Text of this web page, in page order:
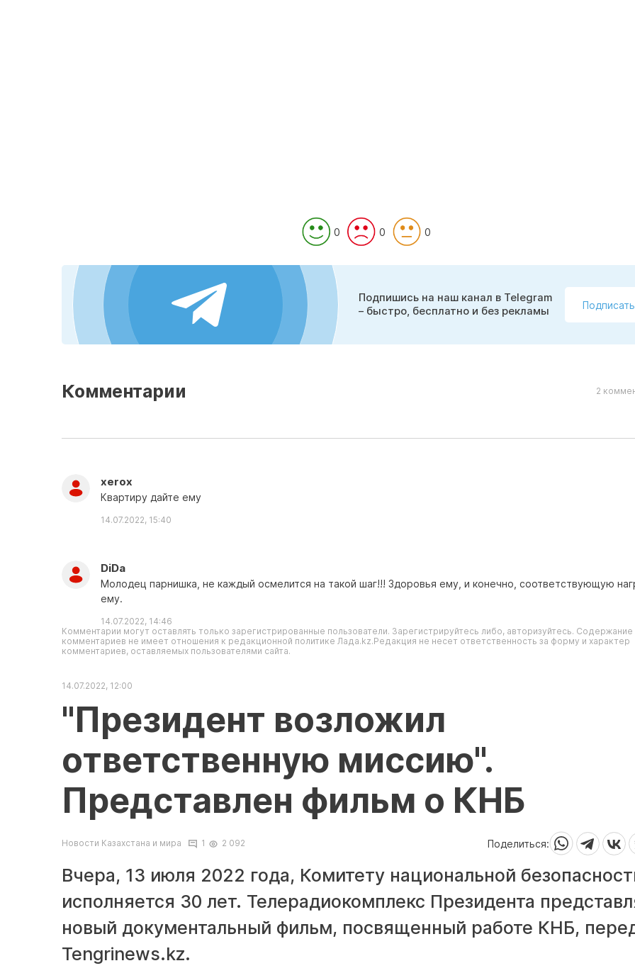
0 0 0
Подпишись на наш канал в Telegram
– быстро, бесплатно и без рекламы
Комментарии 2
xerox
Квартиру дайте ему
14.07.2022, 15:40
DiDa
Молодец парнишка, не каждый осмелится на такой шаг!!! Здоровья ему, и конечно, соответствующую
ему.
14.07.2022, 14:46
Комментарии могут оставлять только зарегистрированные пользователи. Зарегистрируйтесь либо, авторизуйтесь. Содержание
комментариев не имеет отношения к редакционной политике Лада.kz.Редакция не несет ответственность за форму и характер
комментариев, оставляемых пользователями сайта.
14.07.2022, 12:00
"Президент возложил
ответственную миссию".
Представлен фильм о КНБ
Новости Казахстана и мира 1 2 092 Поделиться:
Вчера, 13 июля 2022 года, Комитету национальной
исполняется 30 лет. Телерадиокомплекс Президента
новый документальный фильм, посвященный работе КНБ,
Tengrinews.kz.